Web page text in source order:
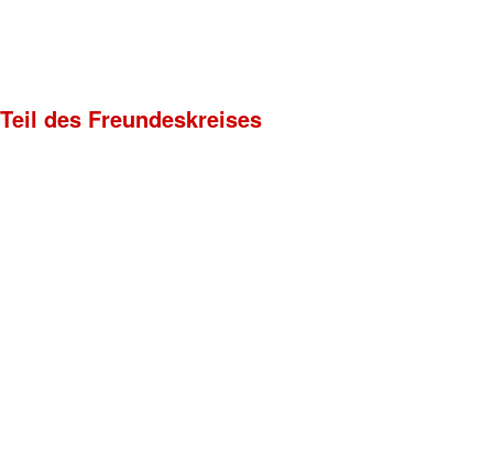
des Freundeskreises